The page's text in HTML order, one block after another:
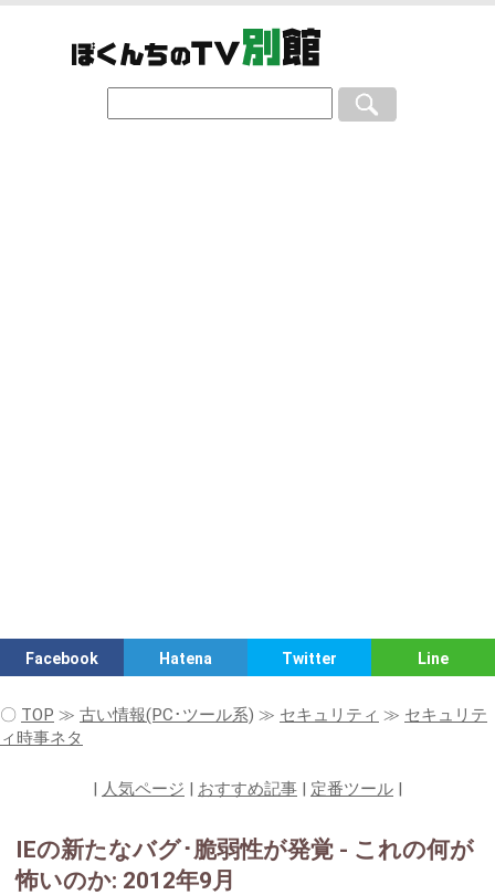
Facebook Hatena Twitter Line
〇 TOP ≫ 古い情報(PC･ツール系) ≫ セキュリティ ≫ セキュリテ
ィ時事ネタ
| 人気ページ | おすすめ記事 | 定番ツール |
IEの新たなバグ･脆弱性が発覚 - これの何が
怖いのか: 2012年9月